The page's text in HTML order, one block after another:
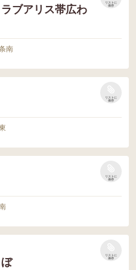
ブアリス帯広わ
リストに
保存
南
リストに
保存
リストに
保存
リストに
保存